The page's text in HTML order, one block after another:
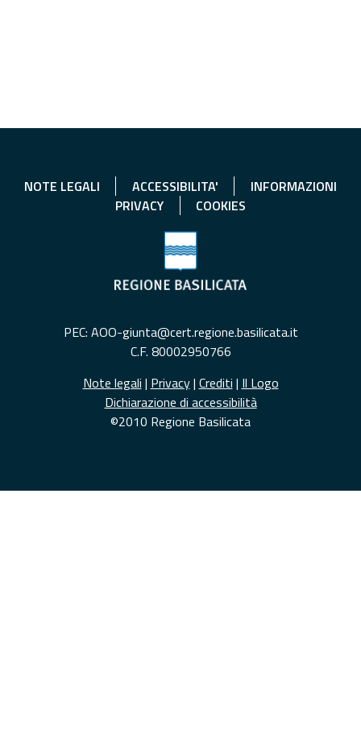
NOTE LEGALI ACCESSIBILITA'
INFORMAZIONI
PRIVACY
COOKIES
PEC: AOO-giunta@cert.regione.basilicata.it
C.F. 80002950766
Note legali | Privacy| Crediti | Il Logo
Dichiarazione di accessibilità
©2010 Regione Basilicata